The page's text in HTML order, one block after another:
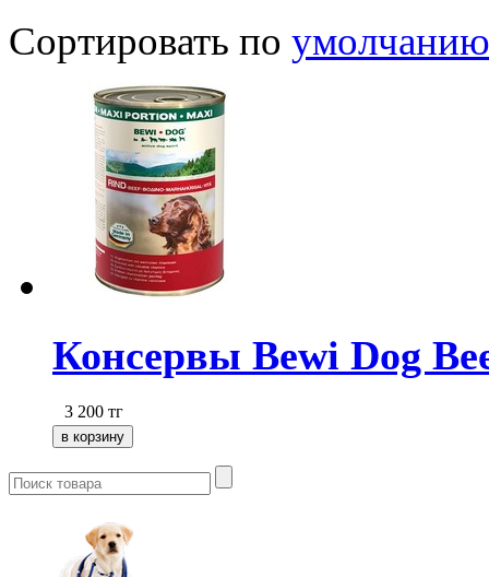
Сортировать по умолчанию
Консервы Bewi Dog
3 200 тг